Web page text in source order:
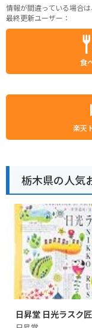
情報が間違っている場合は
最終更新ユーザー：
食
楽天
栃木県の人気
日昇堂 日光ラスク